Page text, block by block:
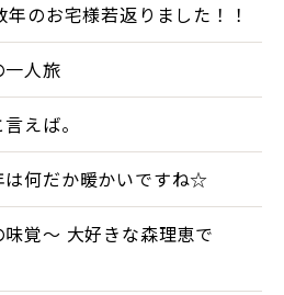
年のお宅様若返りました！！
一人旅
えば。
は何だか暖かいですね☆
味覚～ 大好きな森理恵で